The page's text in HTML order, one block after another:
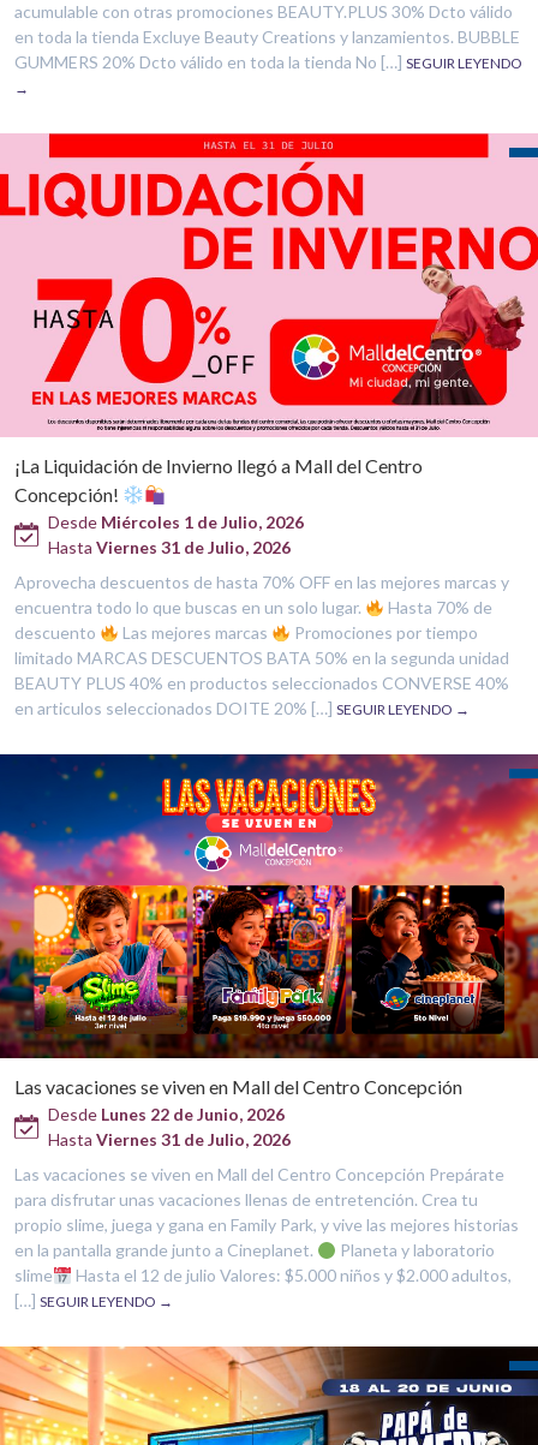
acumulable con otras promociones BEAUTY.PLUS 30% Dcto válido
en toda la tienda Excluye Beauty Creations y lanzamientos. BUBBLE
GUMMERS 20% Dcto válido en toda la tienda No […] SEGUIR LEYENDO
→
¡La Liquidación de Invierno llegó a Mall del Centro
Concepción!
Desde Miércoles 1 de Julio, 2026
Hasta Viernes 31 de Julio, 2026
Aprovecha descuentos de hasta 70% OFF en las mejores marcas y
encuentra todo lo que buscas en un solo lugar.
Hasta 70% de
descuento
Las mejores marcas
Promociones por tiempo
limitado MARCAS DESCUENTOS BATA 50% en la segunda unidad
BEAUTY PLUS 40% en productos seleccionados CONVERSE 40%
en articulos seleccionados DOITE 20% […] SEGUIR LEYENDO →
Las vacaciones se viven en Mall del Centro Concepción
Desde Lunes 22 de Junio, 2026
Hasta Viernes 31 de Julio, 2026
Las vacaciones se viven en Mall del Centro Concepción Prepárate
para disfrutar unas vacaciones llenas de entretención. Crea tu
propio slime, juega y gana en Family Park, y vive las mejores historias
en la pantalla grande junto a Cineplanet.
Planeta y laboratorio
slime
Hasta el 12 de julio Valores: $5.000 niños y $2.000 adultos,
[…] SEGUIR LEYENDO →